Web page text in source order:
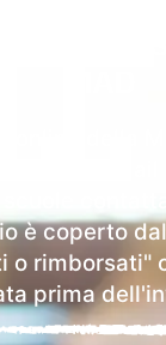
è coperto
o rimborsati"
prima